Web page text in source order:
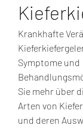
Krankhafte
Symptome und
Sie mehr über
Arten von
und deren